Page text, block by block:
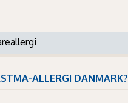
ALLERGI DANMARK?